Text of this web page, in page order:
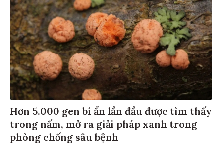
Hơn 5.000 gen bí ẩn lần đầu được tìm thấy
trong nấm, mở ra giải pháp xanh trong
phòng chống sâu bệnh